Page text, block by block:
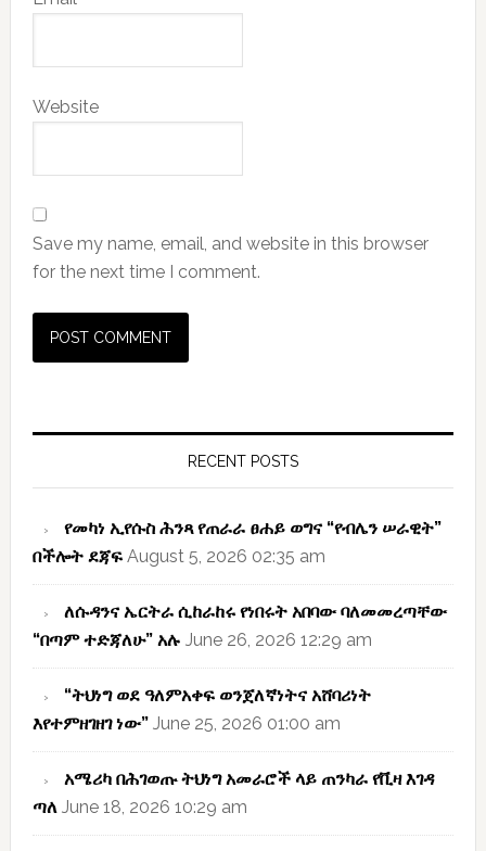
Website
Save my name, email, and website in this browser
for the next time I comment.
RECENT POSTS
የመካነ ኢየሱስ ሕንጻ የጠራራ ፀሐይ ወግና “የብሌን ሠራዊት”
በችሎት ደጃፍ August 5, 2026 02:35 am
ለሱዳንና ኤርትራ ሲከራከሩ የነበሩት አበባው ባለመመረጣቸው
“በጣም ተድጃለሁ” አሉ June 26, 2026 12:29 am
“ትህነግ ወደ ዓለምአቀፍ ወንጀለኛነትና አሸባሪነት
እየተምዘገዘገ ነው” June 25, 2026 01:00 am
አሜሪካ በሕገወጡ ትህነግ አመራሮች ላይ ጠንካራ የቪዛ እገዳ
ጣለ June 18, 2026 10:29 am